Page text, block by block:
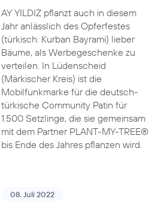
AY YILDIZ pflanzt auch in diesem
Jahr anlässlich des Opferfestes
(türkisch: Kurban Bayrami) lieber
Bäume, als Werbegeschenke zu
verteilen. In Lüdenscheid
(Märkischer Kreis) ist die
Mobilfunkmarke für die deutsch-
türkische Community Patin für
1.500 Setzlinge, die sie gemeinsam
mit dem Partner PLANT-MY-TREE®
bis Ende des Jahres pflanzen wird.
08. Juli 2022